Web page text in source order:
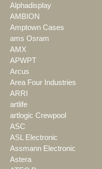
Alphadisplay
AMBION
Amptown Cases
ams Osram
AMX
APWPT
Arcus
Area Four Industries
ARRI
artlife
artlogic Crewpool
ASC
ASL Electronic
Assmann Electronic
Astera